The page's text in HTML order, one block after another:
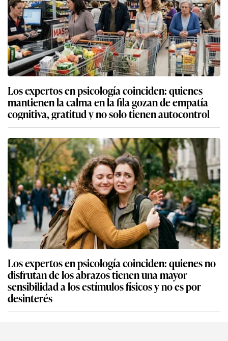
Los expertos en psicología coinciden: quienes
mantienen la calma en la fila gozan de empatía
cognitiva, gratitud y no solo tienen autocontrol
Los expertos en psicología coinciden: quienes no
disfrutan de los abrazos tienen una mayor
sensibilidad a los estímulos físicos y no es por
desinterés